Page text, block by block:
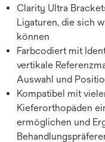
Clarity Ultra
Ligaturen, die sich
können
Farbcodiert mit
vertikale
Auswahl und
Kompatibel mit
Kieferorthopäden
ermöglichen und